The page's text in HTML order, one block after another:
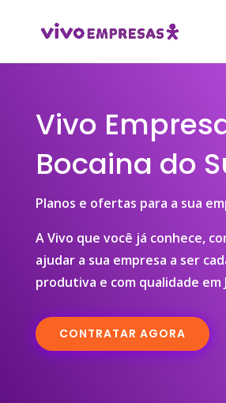
Vivo
Bocaina do
Planos e ofertas para a sua
A Vivo que você já conhece,
ajudar a sua empresa a ser
produtiva e com qualidade em
CONTRATAR AGORA